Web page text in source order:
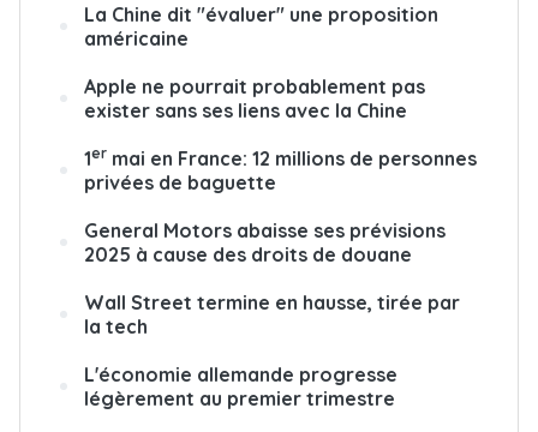
La Chine dit "évaluer" une proposition
américaine
Apple ne pourrait probablement pas
exister sans ses liens avec la Chine
1er mai en France: 12 millions de personnes
privées de baguette
General Motors abaisse ses prévisions
2025 à cause des droits de douane
Wall Street termine en hausse, tirée par
la tech
L'économie allemande progresse
légèrement au premier trimestre